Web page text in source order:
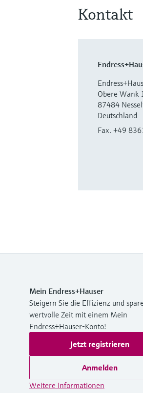
Kontakt
Obere Wank 1
87484
Deutschland
Fax. +49
Mein Endress+Hauser
Steigern Sie die Effizienz und
wertvolle Zeit mit einem Mein
Endress+Hauser-Konto!
Jetzt registrieren
Anmelden
Weitere Informationen